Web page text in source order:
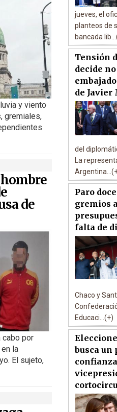
y viento
gremiales,
de
cabo por
la
El sujeto,
jueves, el
planteos de
bancada
Tensión
decide
de
del
La
Paro
gremios
falta de
Chaco y
Educaci...(+)
busca un